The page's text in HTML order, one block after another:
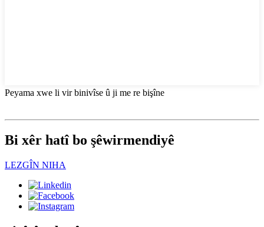
Peyama xwe li vir binivîse û ji me re bişîne
Bi xêr hatî bo şêwirmendiyê
LEZGÎN NIHA